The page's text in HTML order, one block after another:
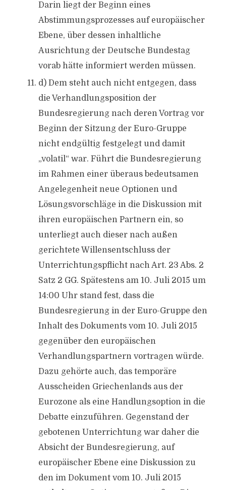
Darin liegt der Beginn eines
Abstimmungsprozesses auf europäischer
Ebene, über dessen inhaltliche
Ausrichtung der Deutsche Bundestag
vorab hätte informiert werden müssen.
d) Dem steht auch nicht entgegen, dass
die Verhandlungsposition der
Bundesregierung nach deren Vortrag vor
Beginn der Sitzung der Euro-Gruppe
nicht endgültig festgelegt und damit
„volatil“ war. Führt die Bundesregierung
im Rahmen einer überaus bedeutsamen
Angelegenheit neue Optionen und
Lösungsvorschläge in die Diskussion mit
ihren europäischen Partnern ein, so
unterliegt auch dieser nach außen
gerichtete Willensentschluss der
Unterrichtungspflicht nach Art. 23 Abs. 2
Satz 2 GG. Spätestens am 10. Juli 2015 um
14:00 Uhr stand fest, dass die
Bundesregierung in der Euro-Gruppe den
Inhalt des Dokuments vom 10. Juli 2015
gegenüber den europäischen
Verhandlungspartnern vortragen würde.
Dazu gehörte auch, das temporäre
Ausscheiden Griechenlands aus der
Eurozone als eine Handlungsoption in die
Debatte einzuführen. Gegenstand der
gebotenen Unterrichtung war daher die
Absicht der Bundesregierung, auf
europäischer Ebene eine Diskussion zu
den im Dokument vom 10. Juli 2015